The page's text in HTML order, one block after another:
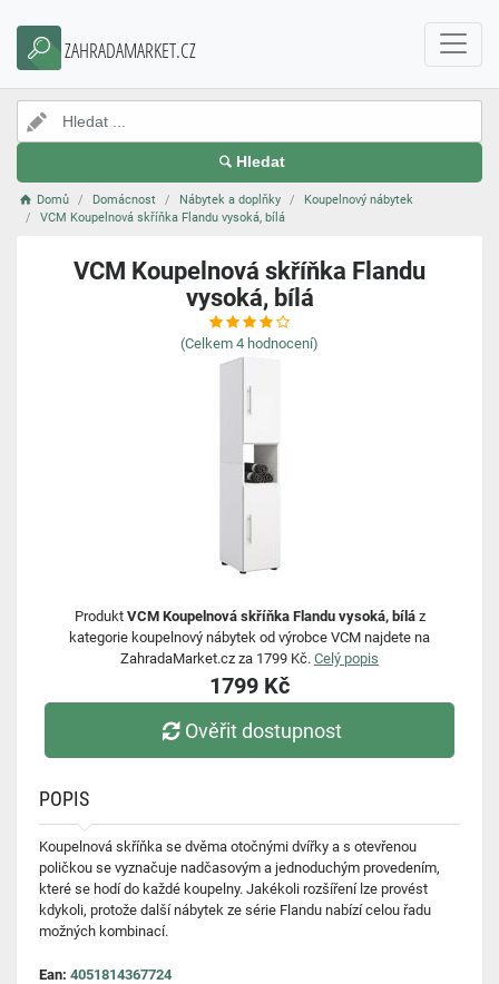
ZAHRADAMARKET.CZ
Hledat
Domů Domácnost Nábytek a doplňky
Koupelnový nábytek
VCM Koupelnová skříňka Flandu vysoká, bílá
VCM Koupelnová skříňka Flandu
vysoká, bílá
(Celkem 4 hodnocení)
Produkt VCM Koupelnová skříňka Flandu vysoká, bíláz
kategorie koupelnový nábytek od výrobce VCM najdete na
ZahradaMarket.cz za 1799 Kč. Celý popis
1799 Kč
Ověřit dostupnost
POPIS
Koupelnová skříňka se dvěma otočnými dvířky a s otevřenou
poličkou se vyznačuje nadčasovým a jednoduchým provedením,
které se hodí do každé koupelny. Jakékoli rozšíření lze provést
kdykoli, protože další nábytek ze série Flandu nabízí celou řadu
možných kombinací.
Ean: 4051814367724